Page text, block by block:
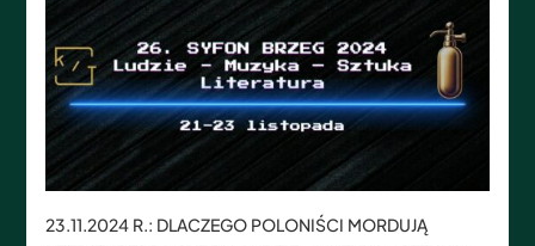
23.11.2024 R.: DLACZEGO POLONIŚCI MORDUJĄ